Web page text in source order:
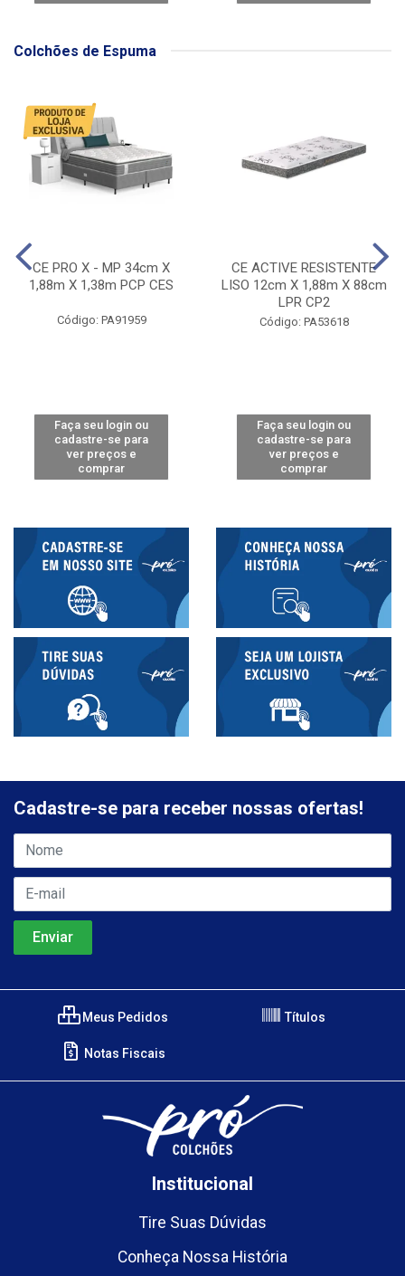
Colchões de Espuma
CE PRO X - MP 34cm X
1,88m X 1,38m PCP CES
Código: PA91959
Faça seu login ou
cadastre-se para
ver preços e
comprar
CE ACTIVE RESISTENTE
LISO 12cm X 1,88m X 88cm
LPR CP2
Código: PA53618
Faça seu login ou
cadastre-se para
ver preços e
comprar
Cadastre-se para receber nossas ofertas!
Meus Pedidos Títulos
Notas Fiscais
Institucional
Tire Suas Dúvidas
Conheça Nossa História